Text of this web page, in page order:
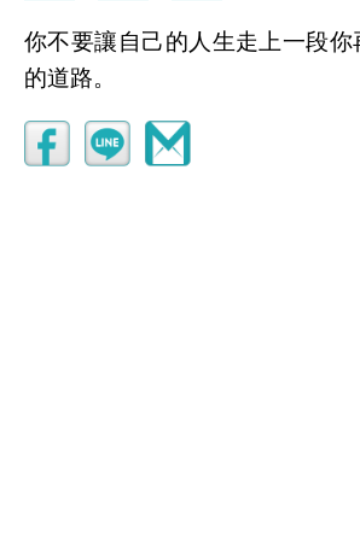
你不要讓自己的人生走上一段你
的道路。